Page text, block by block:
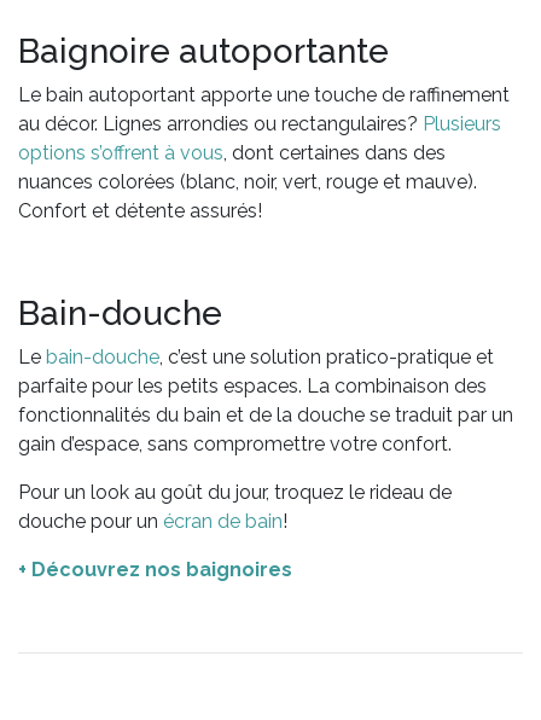
Baignoire autoportante
Le bain autoportant apporte une touche de raffinement
au décor. Lignes arrondies ou rectangulaires? Plusieurs
options s’offrent à vous, dont certaines dans des
nuances colorées (blanc, noir, vert, rouge et mauve).
Confort et détente assurés!
Bain-douche
Le bain-douche, c’est une solution pratico-pratique et
parfaite pour les petits espaces. La combinaison des
fonctionnalités du bain et de la douche se traduit par un
gain d’espace, sans compromettre votre confort.
Pour un look au goût du jour, troquez le rideau de
douche pour un écran de bain!
+ Découvrez nos baignoires